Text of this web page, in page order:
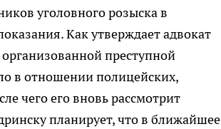
уголовного розыска в
Как утверждает адвокат
преступной
в отношении полицейских,
чего его вновь рассмотрит
планирует, что в ближайшее